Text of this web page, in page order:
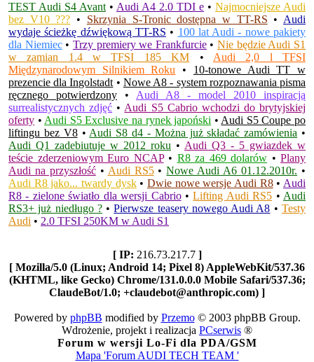
TEST Audi S4 Avant • Audi A4 2.0 TDI e • Najmocniejsze Audi
bez V10 ??? • Skrzynia S-Tronic dostępna w TT-RS • Audi
wydaje ścieżkę dźwiękową TT-RS • 100 lat Audi - nowe pakiety
dla Niemiec• Trzy premiery we Frankfurcie•Nie będzie Audi S1
w zamian 1.4 w TFSI 185 KM • Audi 2,0 l TFSI
Międzynarodowym Silnikiem Roku • 10-tonowe Audi TT w
prezencie dla Ingolstadt • Nowe A8 - system rozpoznawania pisma
ręcznego potwierdzony • Audi A8 - model 2010 inspiracją
surrealistycznych zdjęć • Audi S5 Cabrio wchodzi do brytyjskiej
oferty • Audi S5 Exclusive na rynek japoński • Audi S5 Coupe po
liftingu bez V8• Audi S8 d4 - Można już składać zamówienia •
Audi Q1 zadebiutuje w 2012 roku • Audi Q3 - 5 gwiazdek w
teście zderzeniowym Euro NCAP• R8 za 469 dolarów • Plany
Audi na przyszłość• Audi RS5•Nowe Audi A6 01.12.2010r. •
Audi R8 jako... twardy dysk•Dwie nowe wersje Audi R8• Audi
R8 - zielone światło dla wersji Cabrio•Lifting Audi RS5 • Audi
RS3+ już niedługo ?•Pierwsze teasery nowego Audi A8 •Testy
Audi • 2.0 TFSI 250KM w Audi S1
[ IP: 216.73.217.7 ]
[ Mozilla/5.0 (Linux; Android 14; Pixel 8) AppleWebKit/537.36
(KHTML, like Gecko) Chrome/131.0.0.0 Mobile Safari/537.36;
ClaudeBot/1.0; +claudebot@anthropic.com) ]
Powered by phpBB modified by Przemo© 2003 phpBB Group.
Wdrożenie, projekt i realizacja PCserwis ®
Forum w wersji Lo-Fi dla PDA/GSM
Mapa 'Forum AUDI TECH TEAM '